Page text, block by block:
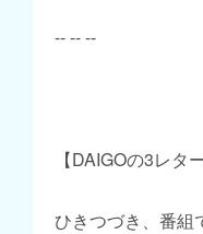
-- -- --
【DAIGOの3レタ
ひきつづき、番組